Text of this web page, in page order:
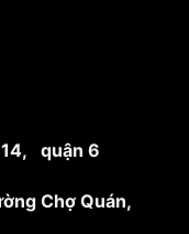
14, quận 6
Chợ Quán,